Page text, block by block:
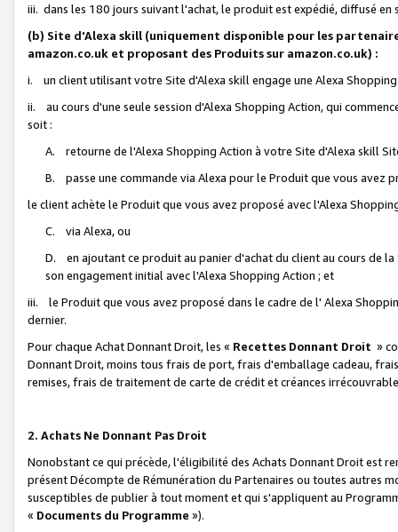
iii. dans les 180 jours suivant l'achat, le produit est expédié, diffusé
(b) Site d'Alexa skill (uniquement disponible pour les
amazon.co.uk et proposant des Produits sur amazon.co.uk) :
i. un client utilisant votre Site d'Alexa skill engage une Alexa
ii. au cours d'une seule session d'Alexa Shopping Action, qui
soit :
A. retourne de l'Alexa Shopping Action à votre Site d'Alexa skill
B. passe une commande via Alexa pour le Produit que vous avez
le client achète le Produit que vous avez proposé avec l'Alexa
C. via Alexa, ou
D. en ajoutant ce produit au panier d'achat du client au cours de
son engagement initial avec l'Alexa Shopping Action ; et
iii. le Produit que vous avez proposé dans le cadre de l' Alexa
dernier.
Pour chaque Achat Donnant Droit, les « Recettes Donnant Droit »
Donnant Droit, moins tous frais de port, frais d'emballage cadeau,
remises, frais de traitement de carte de crédit et créances
2. Achats Ne Donnant Pas Droit
Nonobstant ce qui précède, l'éligibilité des Achats Donnant Droit est
présent Décompte de Rémunération du Partenaires ou toutes autres
susceptibles de publier à tout moment et qui s'appliquent au
« Documents du Programme »).